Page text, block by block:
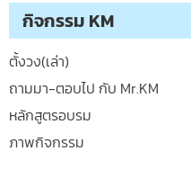
กิจกรรม KM
ตั้งวง(เล่า)
ถามมา-ตอบไป กับ Mr.KM
หลักสูตรอบรม
ภาพกิจกรรม